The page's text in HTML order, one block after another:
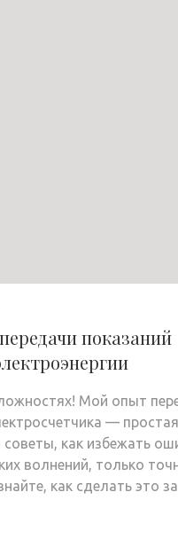
показаний
Мой опыт
— простая
советы, как избежать
волнений, только
как сделать это